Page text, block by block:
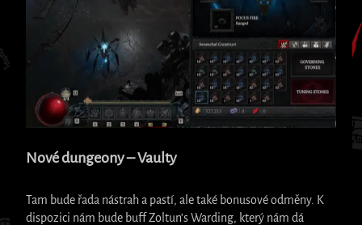
Nové dungeony – Vaulty
Tam bude řada nástrah a pastí, ale také bonusové odměny. K
dispozici nám bude buff Zoltun’s Warding, který nám dá